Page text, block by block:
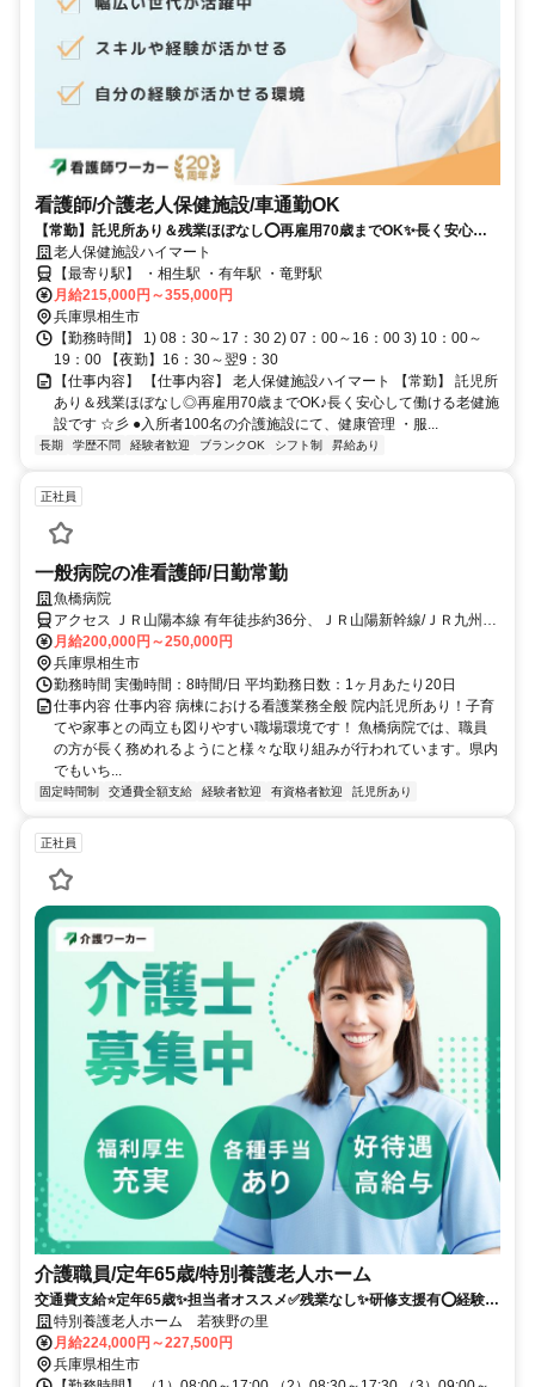
看護師/介護老人保健施設/車通勤OK
【常勤】託児所あり＆残業ほぼなし⭕再雇用70歳までOK✨長く安心し
て働ける老健施設です⭐彡
老人保健施設ハイマート
【最寄り駅】 ・相生駅 ・有年駅 ・竜野駅
月給215,000円～355,000円
兵庫県相生市
【勤務時間】 1) 08：30～17：30 2) 07：00～16：00 3) 10：00～
19：00 【夜勤】16：30～翌9：30
【仕事内容】 【仕事内容】 老人保健施設ハイマート 【常勤】 託児所
あり＆残業ほぼなし◎再雇用70歳までOK♪長く安心して働ける老健施
設です ☆彡 ●入所者100名の介護施設にて、健康管理 ・服...
長期 学歴不問 経験者歓迎 ブランクOK シフト制 昇給あり
正社員
一般病院の准看護師/日勤常勤
魚橋病院
アクセス ＪＲ山陽本線 有年徒歩約36分、ＪＲ山陽新幹線/ＪＲ九州新
幹線 相生（兵庫県）北口徒歩約78分、ＪＲ山陽新幹線/ＪＲ九州新幹
線 相生（兵庫県）北口徒歩約78分
月給200,000円～250,000円
兵庫県相生市
勤務時間 実働時間：8時間/日 平均勤務日数：1ヶ月あたり20日
仕事内容 仕事内容 病棟における看護業務全般 院内託児所あり！子育
てや家事との両立も図りやすい職場環境です！ 魚橋病院では、職員
の方が長く務めれるようにと様々な取り組みが行われています。県内
でもいち...
固定時間制 交通費全額支給 経験者歓迎 有資格者歓迎 託児所あり
正社員
介護職員/定年65歳/特別養護老人ホーム
交通費支給⭐️定年65歳✨担当者オススメ✅️残業なし✨研修支援有⭕️経験者
優遇✨車通勤ＯＫ❗️週休2日
特別養護老人ホーム 若狭野の里
月給224,000円～227,500円
兵庫県相生市